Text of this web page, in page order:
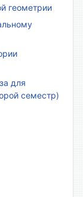
геометрии
для
семестр)